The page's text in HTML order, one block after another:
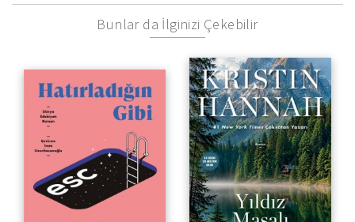
Bunlar da İlginizi Çekebilir